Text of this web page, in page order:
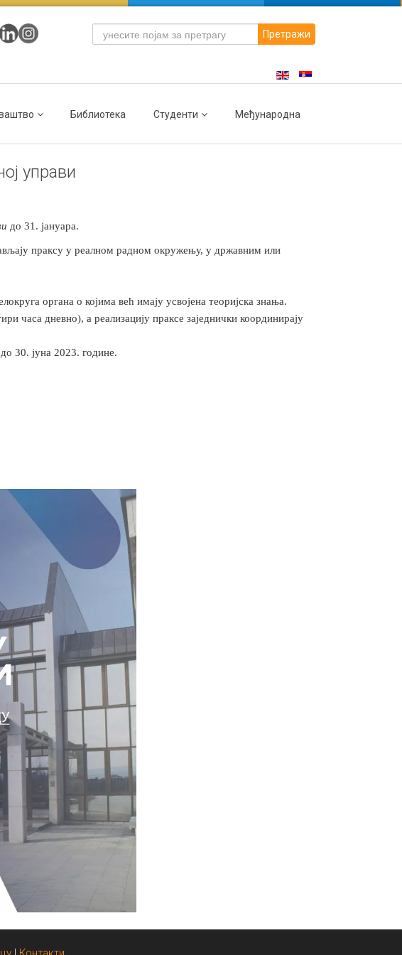
Претражи
Библиотека Студенти Међународна
управи
до 31. јануара.
праксу у реалном радном окружењу, у државним или
органа о којима већ имају усвојена теоријска знања.
часа дневно), а реализацију праксе заједнички координирају
30. јуна 2023. године.